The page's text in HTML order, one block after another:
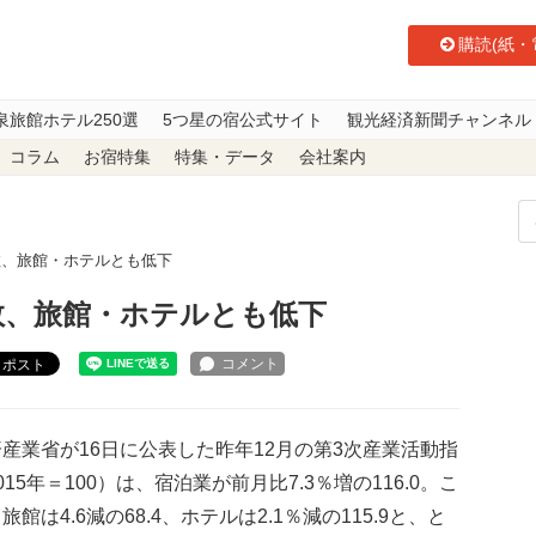
購読(紙
旅館ホテル250選 5つ星の宿公式サイト 観光経済新聞チャンネル
コラム お宿特集 特集・データ 会社案内
旅館・ホテルとも低下
旅館・ホテルとも低下
ポスト
業省が16日に公表した昨年12月の第3次産業活動指
年＝100）は、宿泊業が前月比7.3％増の116.0。こ
館は4.6減の68.4、ホテルは2.1％減の115.9と、と